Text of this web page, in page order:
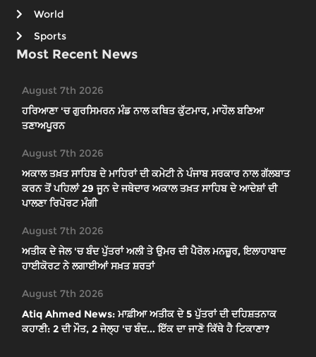
World
Sports
Most Recent News
August 7th 2026
ਹਰਿਆਣਾ 'ਚ ਗੁਰਸਿਮਰਨ ਮੰਡ ਨਾਲ ਕਥਿਤ ਕੁੱਟਮਾਰ, ਮਾਹੌਲ ਬਣਿਆ
ਤਣਾਅਪੂਰਨ
August 7th 2026
ਅਕਾਲ ਤਖ਼ਤ ਸਾਹਿਬ ਦੇ ਮਾਹਿਰਾਂ ਦੀ ਕਮੇਟੀ ਨੇ ਪੰਜਾਬ ਸਰਕਾਰ ਨਾਲ ਗੱਲਬਾਤ
ਕਰਨ ਤੋਂ ਪਹਿਲਾਂ 29 ਜੂਨ ਦੇ ਜਥੇਦਾਰ ਅਕਾਲ ਤਖ਼ਤ ਸਾਹਿਬ ਦੇ ਆਦੇਸ਼ਾਂ ਦੀ
ਪਾਲਣਾ ਰਿਪੋਰਟ ਮੰਗੀ
August 7th 2026
ਅਤੀਕ ਦੇ ਜੇਲ 'ਚ ਬੰਦ ਪੁੱਤਰਾਂ ਅਲੀ ਤੇ ਉਮਰ ਦੀ ਪੈਰੋਲ ਮਨਜ਼ੂਰ, ਇਲਾਹਾਬਾਦ
ਹਾਈਕੋਰਟ ਨੇ ਲਗਾਈਆਂ ਸਖ਼ਤ ਸ਼ਰਤਾਂ
August 7th 2026
Atiq Ahmed News: ਮਾਫ਼ੀਆ ਅਤੀਕ ਦੇ 5 ਪੁੱਤਰਾਂ ਦੀ ਦਹਿਸ਼ਤਨਾਕ
ਕਹਾਣੀ: 2 ਦੀ ਮੌਤ, 2 ਜੇਲ੍ਹ 'ਚ ਬੰਦ... ਇੱਕ ਦਾ ਜਾਣੋ ਕਿੱਥੇ ਹੈ ਟਿਕਾਣਾ?